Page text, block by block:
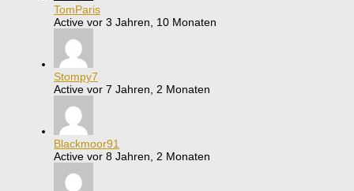
TomParis
Active vor 3 Jahren, 10 Monaten
Stompy7
Active vor 7 Jahren, 2 Monaten
Blackmoor91
Active vor 8 Jahren, 2 Monaten